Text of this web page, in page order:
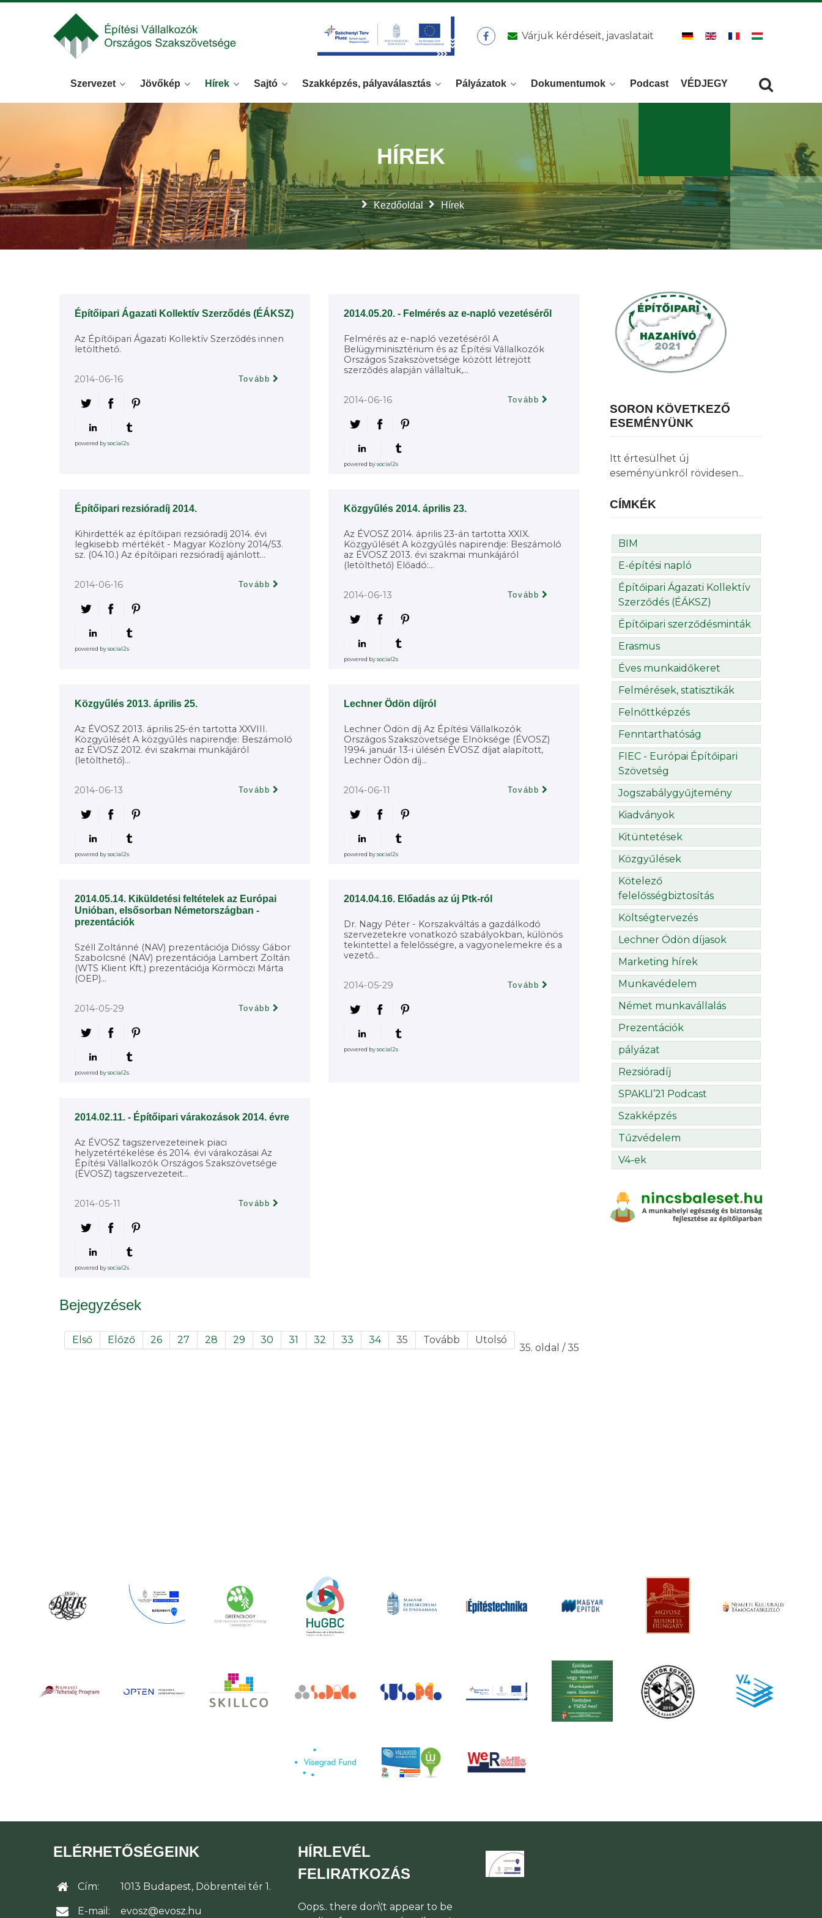
Várjuk kérdéseit, javaslatait
Szervezet Jövőkép Hírek Sajtó Szakképzés, pályaválasztás Pályázatok Dokumentumok Podcast VÉDJEGY
Kezdőoldal Hírek
HÍREK
Építőipari Ágazati Kollektív Szerződés (ÉÁKSZ)
Az Építőipari Ágazati Kollektív Szerződés innen
letölthető.
2014-06-16 Tovább
powered bysocial2s
2014.05.20. - Felmérés az e-napló vezetéséről
Felmérés az e-napló vezetéséről A
Belügyminisztérium és az Építési Vállalkozók
Országos Szakszövetsége között létrejött
szerződés alapján vállaltuk,...
2014-06-16 Tovább
powered bysocial2s
Építőipari rezsióradíj 2014.
Kihirdették az építőipari rezsióradíj 2014. évi
legkisebb mértékét - Magyar Közlöny 2014/53.
sz. (04.10.) Az építőipari rezsióradíj ajánlott...
2014-06-16 Tovább
powered bysocial2s
Közgyűlés 2014. április 23.
Az ÉVOSZ 2014. április 23-án tartotta XXIX.
Közgyűlését A közgyűlés napirendje: Beszámoló
az ÉVOSZ 2013. évi szakmai munkájáról
(letölthető) Előadó:...
2014-06-13 Tovább
powered bysocial2s
Közgyűlés 2013. április 25.
Az ÉVOSZ 2013. április 25-én tartotta XXVIII.
Közgyűlését A közgyűlés napirendje: Beszámoló
az ÉVOSZ 2012. évi szakmai munkájáról
(letölthető)...
2014-06-13 Tovább
powered bysocial2s
Lechner Ödön díjról
Lechner Ödön díj Az Építési Vállalkozók
Országos Szakszövetsége Elnöksége (ÉVOSZ)
1994. január 13-i ülésén ÉVOSZ díjat alapított,
Lechner Ödön díj...
2014-06-11 Tovább
powered bysocial2s
2014.05.14. Kiküldetési feltételek az Európai
Unióban, elsősorban Németországban -
prezentációk
Széll Zoltánné (NAV) prezentációja Dióssy Gábor
Szabolcsné (NAV) prezentációja Lambert Zoltán
(WTS Klient Kft.) prezentációja Körmöczi Márta
(OEP)...
2014-05-29 Tovább
powered bysocial2s
2014.04.16. Előadás az új Ptk-ról
Dr. Nagy Péter - Korszakváltás a gazdálkodó
szervezetekre vonatkozó szabályokban, különös
tekintettel a felelősségre, a vagyonelemekre és a
vezető...
2014-05-29 Tovább
powered bysocial2s
2014.02.11. - Építőipari várakozások 2014. évre
Az ÉVOSZ tagszervezeteinek piaci
helyzetértékelése és 2014. évi várakozásai Az
Építési Vállalkozók Országos Szakszövetsége
(ÉVOSZ) tagszervezeteit...
2014-05-11 Tovább
powered bysocial2s
Bejegyzések
35. oldal / 35
Első Előző 26 27 28 29 30 31 32 33 34 35 Tovább Utolsó
SORON KÖVETKEZŐ
ESEMÉNYÜNK
Itt értesülhet új
eseményünkről rövidesen...
CÍMKÉK
BIM
E-építési napló
Építőipari Ágazati Kollektív
Szerződés (ÉÁKSZ)
Építőipari szerződésminták
Erasmus
Éves munkaidőkeret
Felmérések, statisztikák
Felnőttképzés
Fenntarthatóság
FIEC - Európai Építőipari
Szövetség
Jogszabálygyűjtemény
Kiadványok
Kitüntetések
Közgyűlések
Kötelező
felelősségbiztosítás
Költségtervezés
Lechner Ödön díjasok
Marketing hírek
Munkavédelem
Német munkavállalás
Prezentációk
pályázat
Rezsióradíj
SPAKLI’21 Podcast
Szakképzés
Tűzvédelem
V4-ek
ELÉRHETŐSÉGEINK
Cím: 1013 Budapest, Döbrentei tér 1.
E-mail: evosz@evosz.hu
HÍRLEVÉL
FELIRATKOZÁS
Oops.. there don\'t appear to be